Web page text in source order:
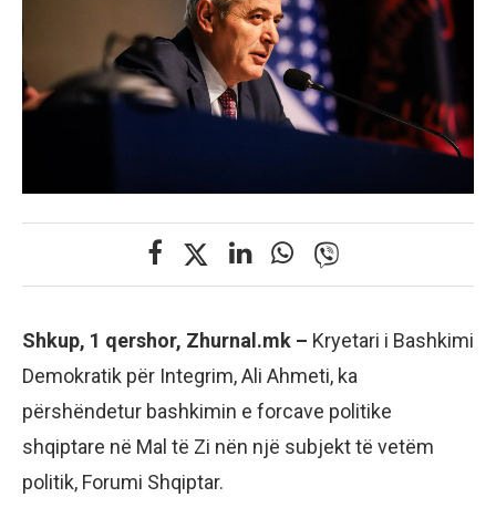
Shkup, 1 qershor, Zhurnal.mk – Kryetari i Bashkimi
Demokratik për Integrim, Ali Ahmeti, ka
përshëndetur bashkimin e forcave politike
shqiptare në Mal të Zi nën një subjekt të vetëm
politik, Forumi Shqiptar.